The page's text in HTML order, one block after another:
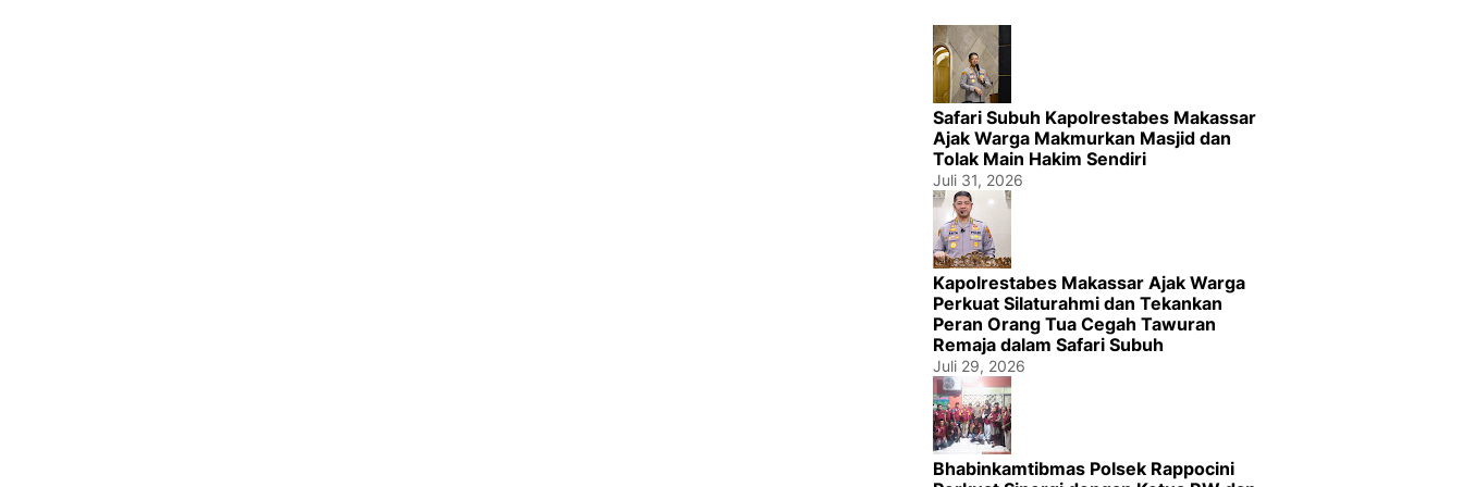
Safari Subuh Kapolrestabes Makassar
Ajak Warga Makmurkan Masjid dan
Tolak Main Hakim Sendiri
Juli 31, 2026
Kapolrestabes Makassar Ajak Warga
Perkuat Silaturahmi dan Tekankan
Peran Orang Tua Cegah Tawuran
Remaja dalam Safari Subuh
Juli 29, 2026
Bhabinkamtibmas Polsek Rappocini